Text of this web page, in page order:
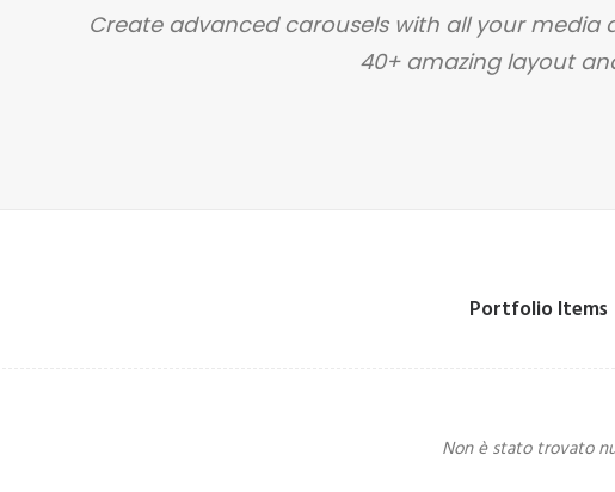
Create advanced carousels with all your media
40+ amazing layout
Portfolio Items
Non è stato trovato